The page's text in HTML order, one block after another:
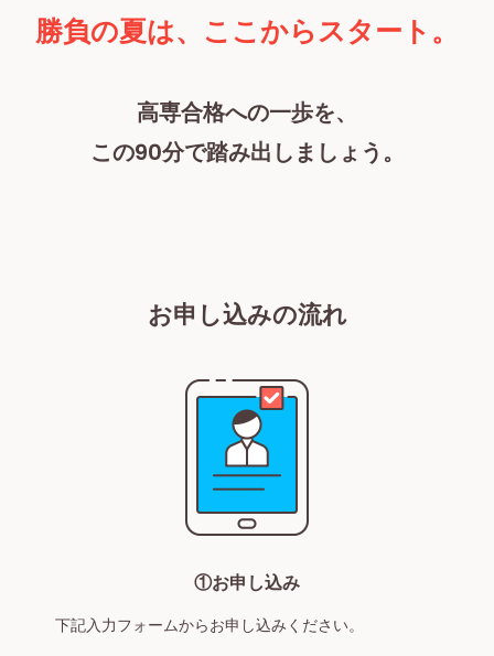
勝負の夏は、ここからスタート。
高専合格への一歩を、
この90分で踏み出しましょう。
お申し込みの流れ
①お申し込み
下記入力フォームからお申し込みください。